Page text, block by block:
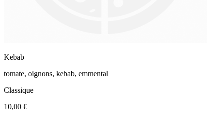
Kebab
tomate, oignons, kebab, emmental
Classique
10,00 €